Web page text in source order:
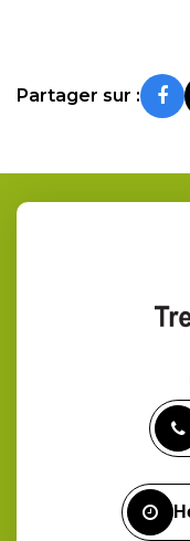
Partager sur :